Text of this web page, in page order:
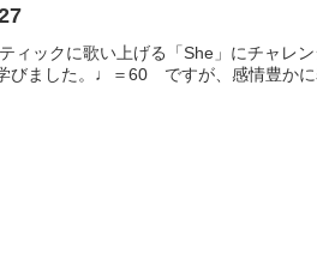
ィックに歌い上げる「She」にチャレ
びました。♩＝60 ですが、感情豊か